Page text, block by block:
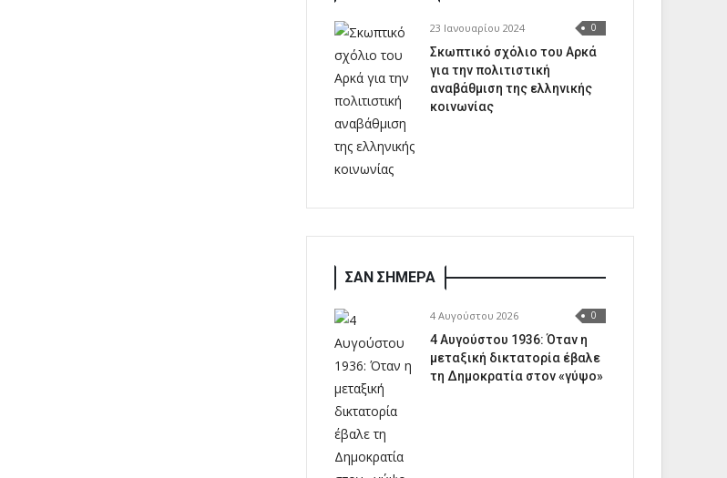
23 Ιανουαρίου 2024 0
Σκωπτικό σχόλιο του Αρκά
για την πολιτιστική
αναβάθμιση της ελληνικής
κοινωνίας
ΣΑΝ ΣΗΜΕΡΑ
4 Αυγούστου 2026 0
4 Αυγούστου 1936: Όταν η
μεταξική δικτατορία έβαλε
τη Δημοκρατία στον «γύψο»